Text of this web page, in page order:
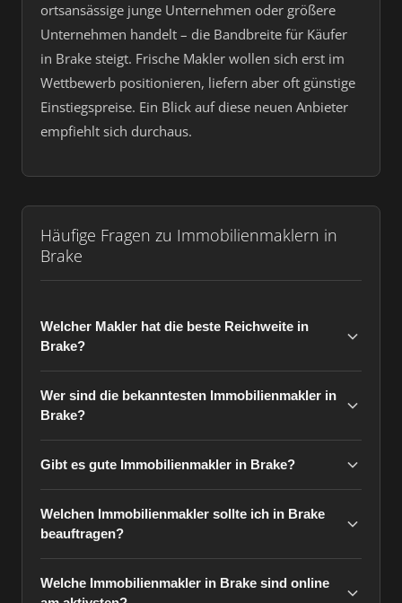
ortsansässige junge Unternehmen oder größere
Unternehmen handelt – die Bandbreite für Käufer
in Brake steigt. Frische Makler wollen sich erst im
Wettbewerb positionieren, liefern aber oft günstige
Einstiegspreise. Ein Blick auf diese neuen Anbieter
empfiehlt sich durchaus.
Häufige Fragen zu Immobilienmaklern in
Brake
Welcher Makler hat die beste Reichweite in
Brake?
Wer sind die bekanntesten Immobilienmakler in
Brake?
Gibt es gute Immobilienmakler in Brake?
Welchen Immobilienmakler sollte ich in Brake
beauftragen?
Welche Immobilienmakler in Brake sind online